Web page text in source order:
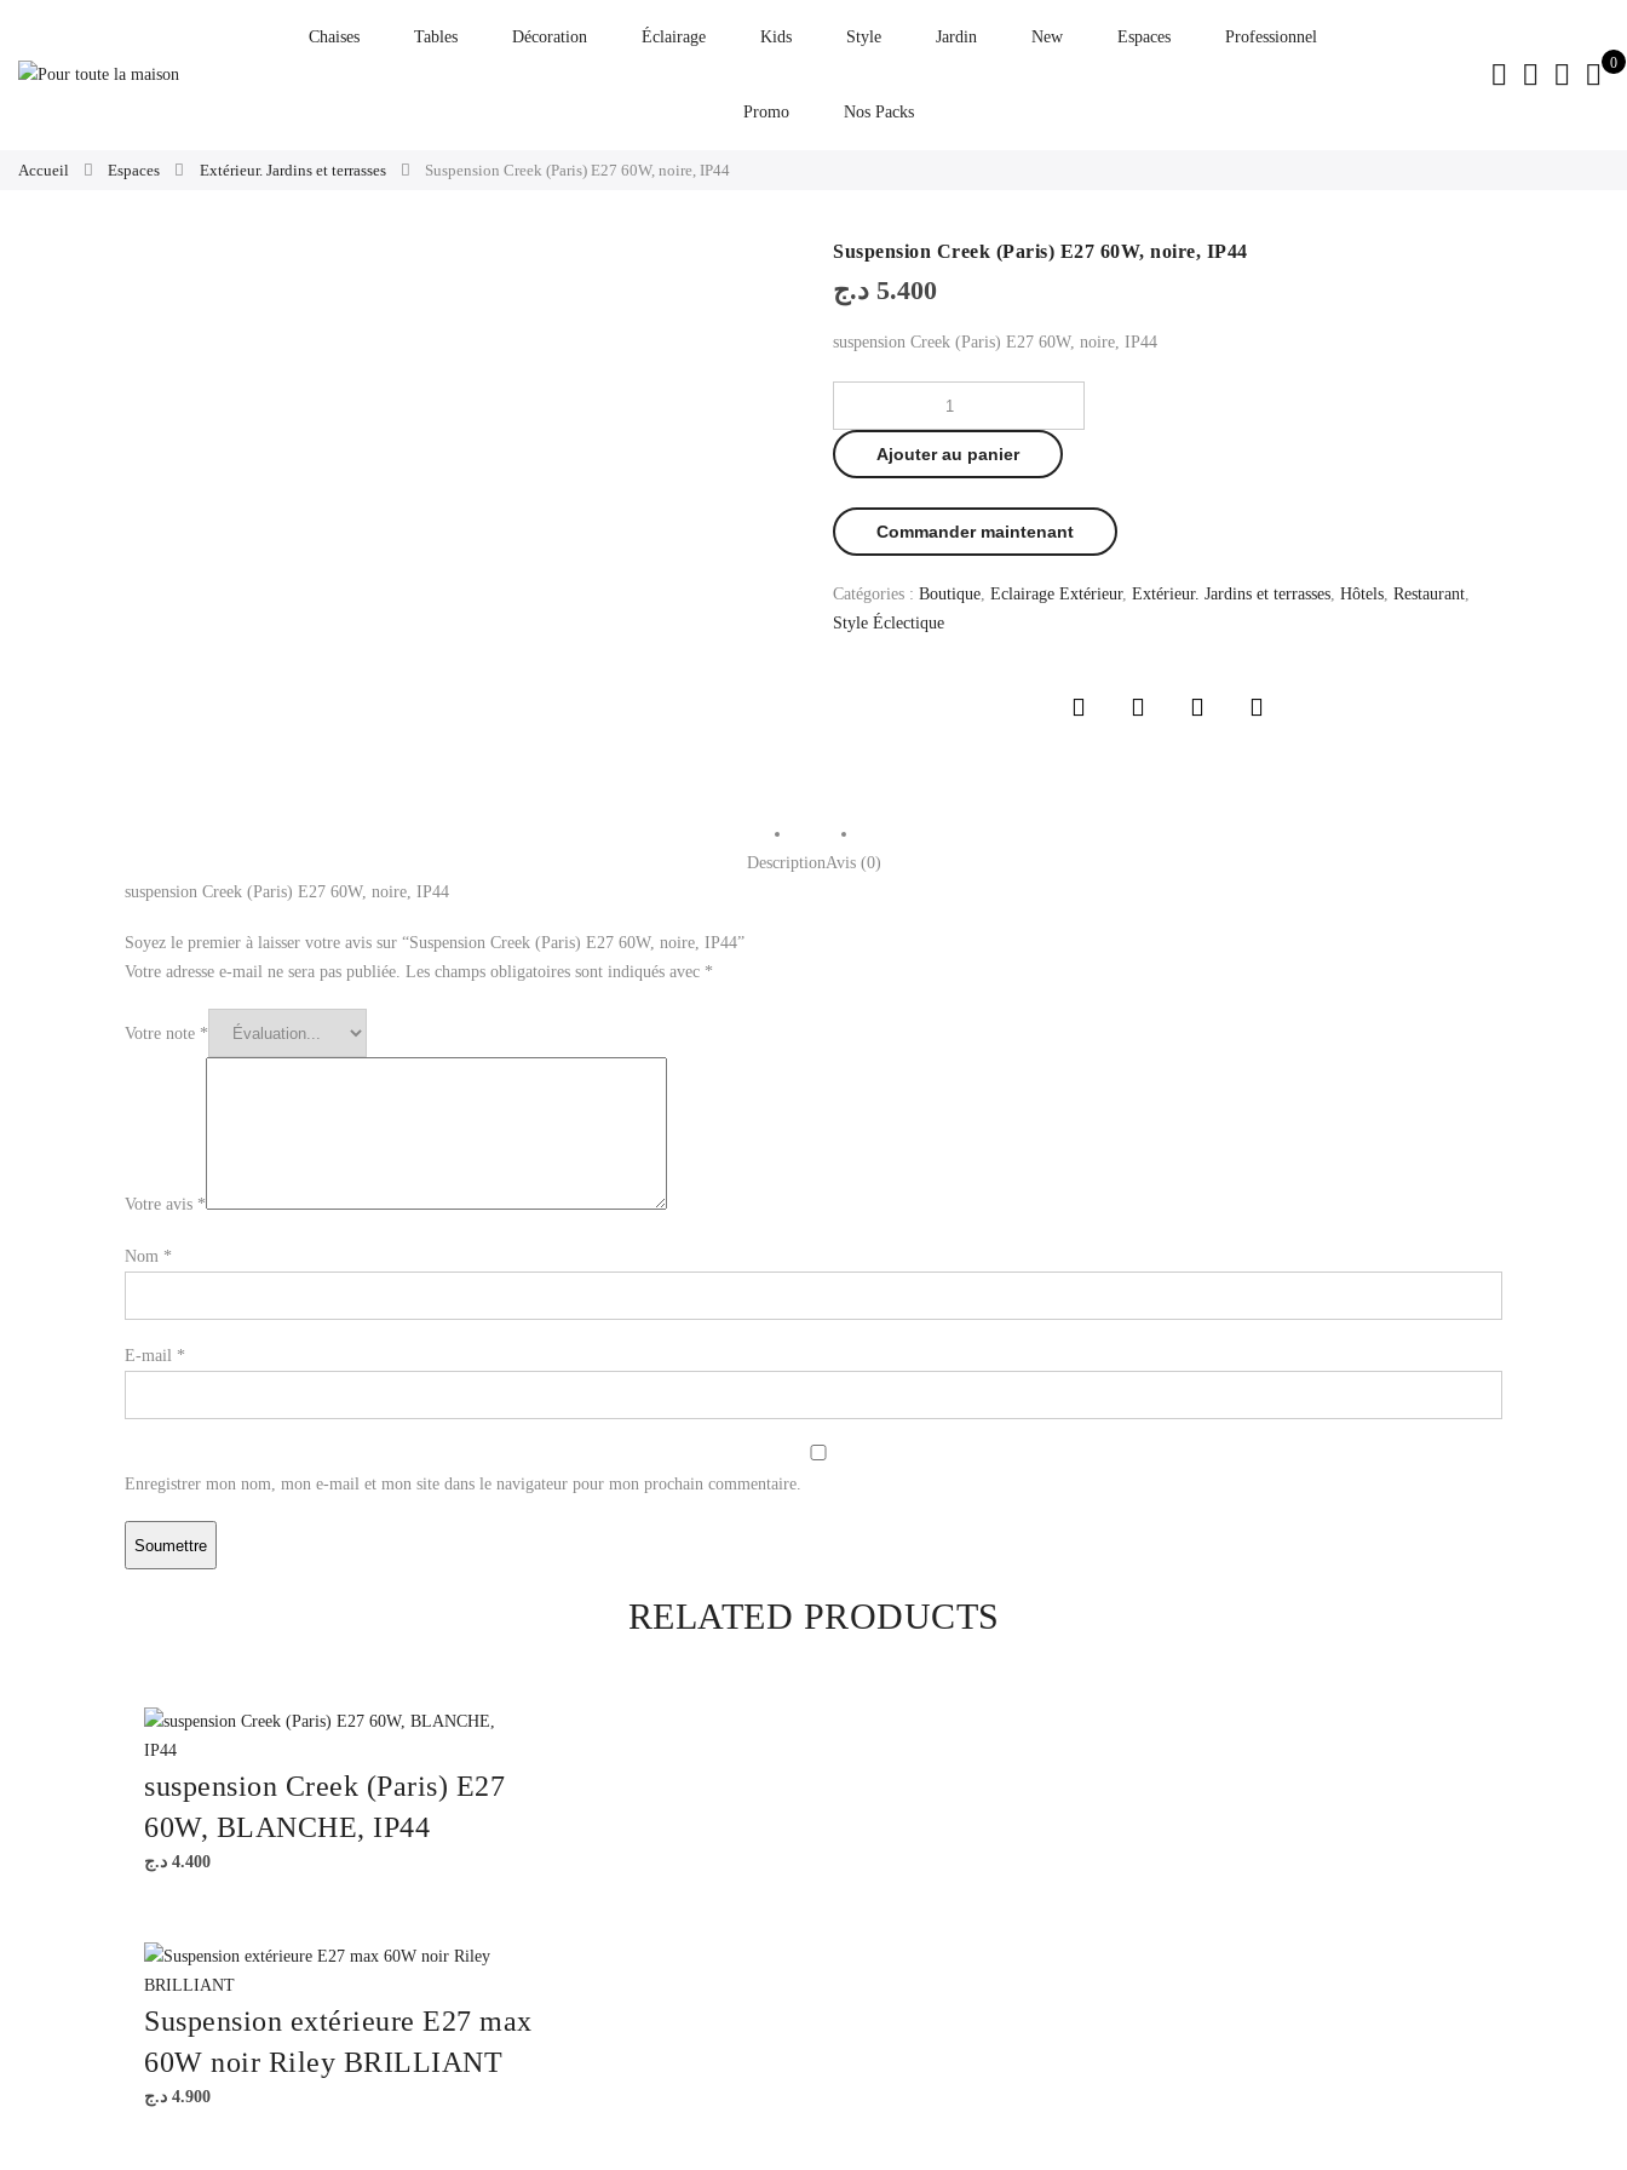
Chaises Tables Décoration Éclairage Kids Style Jardin New Espaces Professionnel
Promo Nos Packs
0
Accueil Espaces Extérieur. Jardins et terrasses Suspension Creek (Paris) E27 60W, noire, IP44
Suspension Creek (Paris) E27 60W, noire, IP44
5.400 د.ج
suspension Creek (Paris) E27 60W, noire, IP44
Ajouter au panier
Commander maintenant
Catégories : Boutique, Eclairage Extérieur, Extérieur. Jardins et terrasses, Hôtels, Restaurant,
Style Éclectique
DescriptionAvis (0)
suspension Creek (Paris) E27 60W, noire, IP44
Soyez le premier à laisser votre avis sur “Suspension Creek (Paris) E27 60W, noire, IP44”
Votre adresse e-mail ne sera pas publiée. Les champs obligatoires sont indiqués avec *
Votre note *
Votre avis *
Nom *
E-mail *
Enregistrer mon nom, mon e-mail et mon site dans le navigateur pour mon prochain commentaire.
RELATED PRODUCTS
suspension Creek (Paris) E27
60W, BLANCHE, IP44
4.400 د.ج
Suspension extérieure E27 max
60W noir Riley BRILLIANT
4.900 د.ج